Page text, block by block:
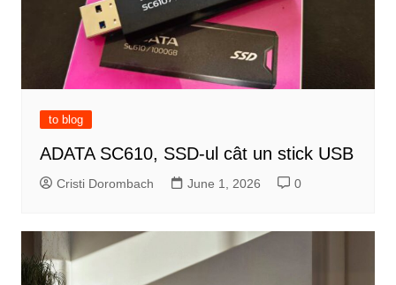
to blog
ADATA SC610, SSD-ul cât un stick USB
Cristi Dorombach June 1, 2026 0